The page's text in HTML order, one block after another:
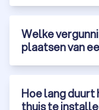
Welke
plaatsen van
Hoe lang duurt
thuis te